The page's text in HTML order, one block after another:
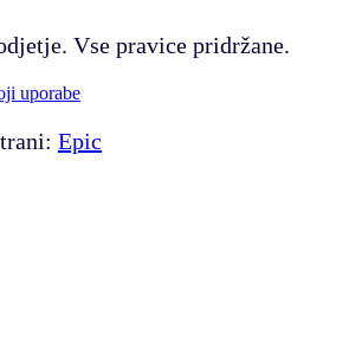
Vse pravice pridržane.
uporabe
Epic